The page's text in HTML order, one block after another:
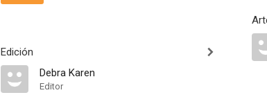
Edición
Debra Karen
Editor